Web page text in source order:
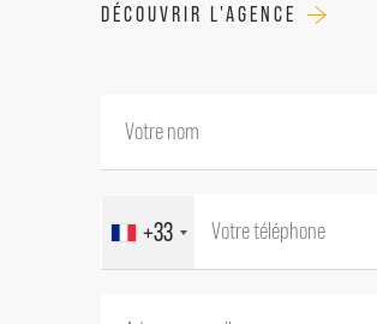
Chambre avec salle de bain 13 m²
Grenier 25 m²
--Appartement T3 environ 75 m²
--Appartement T2 environ 38 m²
DÉCOUVRIR L'AGENCE
+33